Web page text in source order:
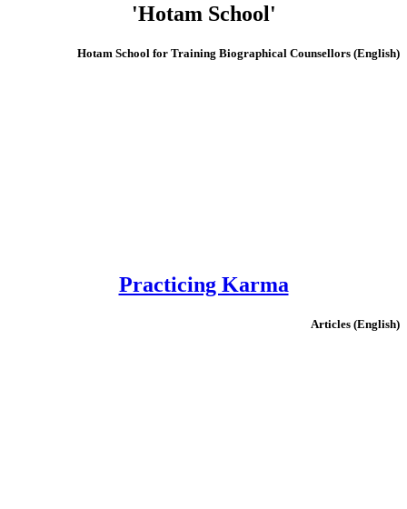
'Hotam School'
(English) Hotam School for Training Biographical Counsellors
Practicing Karma
(English) Articles